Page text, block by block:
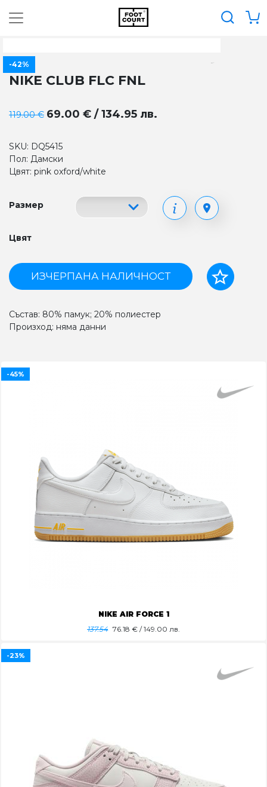
-42%
NIKE CLUB FLC FNL
119.00 € 69.00 € / 134.95 лв.
SKU: DQ5415
Пол: Дамски
Цвят: pink oxford/white
Размер
Цвят
ИЗЧЕРПАНА НАЛИЧНОСТ
Състав: 80% памук; 20% полиестер
Произход: няма данни
NIKE AIR FORCE 1
137.54 76.18 € / 149.00 лв.
-45%
-23%